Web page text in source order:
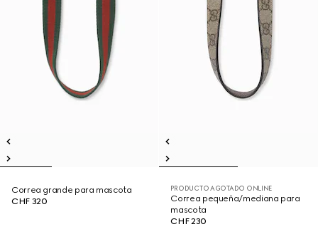
Correa grande para mascota
CHF 320
PRODUCTO AGOTADO ONLINE
Correa pequeña/mediana para
mascota
CHF 230